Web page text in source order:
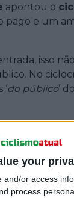
your
and/or access
process
apontou o
pago e um
isso
No
do público’